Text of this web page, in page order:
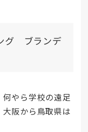
グ ブランデ
やら学校の遠足
阪から鳥取県は